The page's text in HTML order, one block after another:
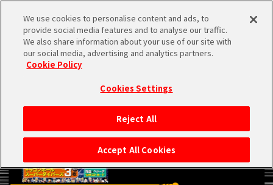
MEN
INICIO
NOTICIAS
We use cookies to personalise content and ads, to
provide social media features and to analyse our traffic.
We also share information about your use of our site with
our social media, advertising and analytics partners.
Cookie Policy
Cookies Settings
Reject All
Accept All Cookies